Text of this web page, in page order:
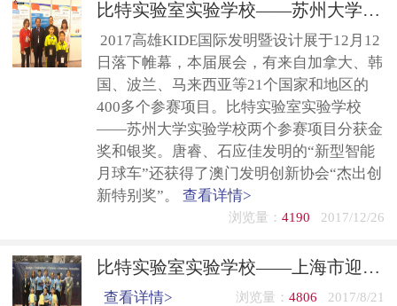
比特实验室实验学校——苏州大学实验学校在2017高雄KIDE国际发明暨设计展上摘金夺银
2017高雄KIDE国际发明暨设计展于12月12
日落下帷幕，本届展会，有来自加拿大、韩
国、波兰、马来西亚等21个国家和地区的
400多个参赛项目。比特实验室实验学校
——苏州大学实验学校两个参赛项目分获金
奖和银奖。唐睿、石应佳发明的“新型智能
月球车”还获得了澳门发明创新协会“杰出创
新特别奖”。 查看详情>
浏览量： 4190 2017/12/26
比特实验室实验学校——上海市迎园中学在2017日本设计与发明博览会上摘金夺银
查看详情> 浏览量： 4806 2017/8/21